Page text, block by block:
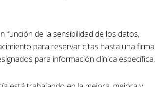
función de la sensibilidad de los datos,
para reservar citas hasta una firma
para información clínica específica.